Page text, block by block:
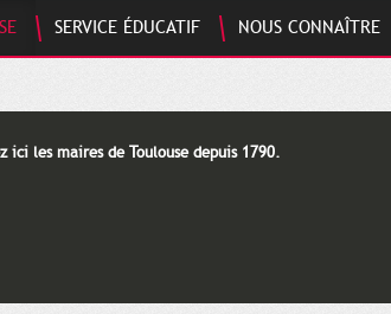
SERVICE ÉDUCATIF NOUS CONNAÎTRE
ici les maires de Toulouse depuis 1790.